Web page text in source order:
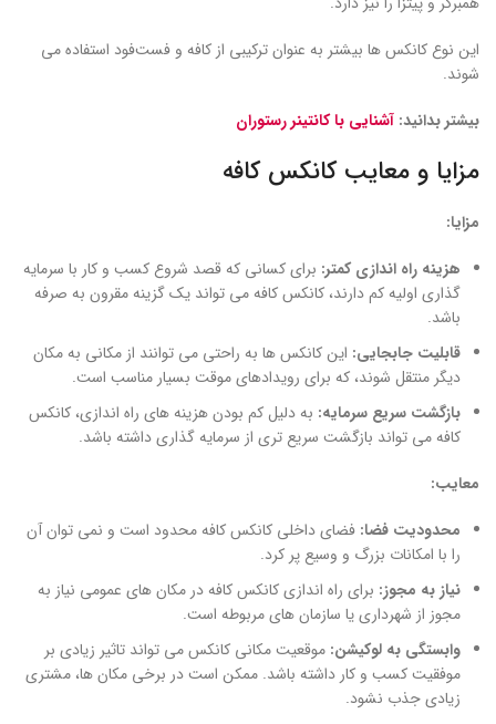
این نوع کانکس ‌ها بیشتر به عنوان ترکیبی از کافه و فست‌فود استفاده می
‌شوند.
بیشتر بدانید: آشنایی با کانتینر رستوران
مزایا و معایب کانکس کافه
مزایا:
هزینه راه‌ اندازی کمتر: برای کسانی که قصد شروع کسب‌ و کار با سرمایه‌
گذاری اولیه کم دارند، کانکس کافه می‌ تواند یک گزینه مقرون‌ به‌ صرفه
باشد.
قابلیت جابجایی: این کانکس‌ ها به راحتی می‌ توانند از مکانی به مکان
دیگر منتقل شوند، که برای رویدادهای موقت بسیار مناسب است.
بازگشت سریع سرمایه: به دلیل کم بودن هزینه‌ های راه‌ اندازی، کانکس
کافه می‌ تواند بازگشت سریع‌ تری از سرمایه‌ گذاری داشته باشد.
معایب:
محدودیت فضا: فضای داخلی کانکس کافه محدود است و نمی‌ توان آن
را با امکانات بزرگ و وسیع پر کرد.
نیاز به مجوز: برای راه‌ اندازی کانکس کافه در مکان‌ های عمومی نیاز به
مجوز از شهرداری یا سازمان‌ های مربوطه است.
وابستگی به لوکیشن: موقعیت مکانی کانکس می‌ تواند تاثیر زیادی بر
موفقیت کسب‌ و کار داشته باشد. ممکن است در برخی مکان‌ ها، مشتری
زیادی جذب نشود.